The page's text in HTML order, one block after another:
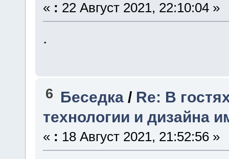
« : 22 Август 2021, 22:10:04 »
.
6 Беседка / Re: В
технологии и дизайна
« : 18 Август 2021, 21:52:56 »